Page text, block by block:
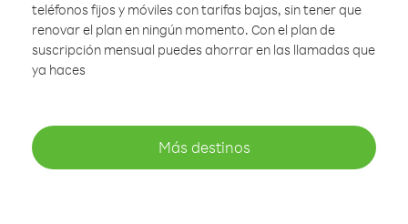
teléfonos fijos y móviles con tarifas bajas, sin tener que
renovar el plan en ningún momento. Con el plan de
suscripción mensual puedes ahorrar en las llamadas que
ya haces
Más destinos